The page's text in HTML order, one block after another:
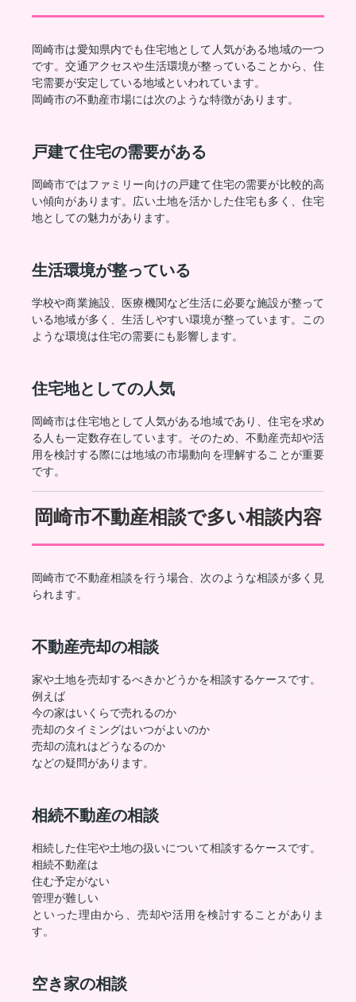
岡崎市は愛知県内でも住宅地として人気がある地域の一つ
です。交通アクセスや生活環境が整っていることから、住
宅需要が安定している地域といわれています。
岡崎市の不動産市場には次のような特徴があります。
戸建て住宅の需要がある
岡崎市ではファミリー向けの戸建て住宅の需要が比較的高
い傾向があります。広い土地を活かした住宅も多く、住宅
地としての魅力があります。
生活環境が整っている
学校や商業施設、医療機関など生活に必要な施設が整って
いる地域が多く、生活しやすい環境が整っています。この
ような環境は住宅の需要にも影響します。
住宅地としての人気
岡崎市は住宅地として人気がある地域であり、住宅を求め
る人も一定数存在しています。そのため、不動産売却や活
用を検討する際には地域の市場動向を理解することが重要
です。
岡崎市不動産相談で多い相談内容
岡崎市で不動産相談を行う場合、次のような相談が多く見
られます。
不動産売却の相談
家や土地を売却するべきかどうかを相談するケースです。
例えば
今の家はいくらで売れるのか
売却のタイミングはいつがよいのか
売却の流れはどうなるのか
などの疑問があります。
相続不動産の相談
相続した住宅や土地の扱いについて相談するケースです。
相続不動産は
住む予定がない
管理が難しい
といった理由から、売却や活用を検討することがありま
す。
空き家の相談